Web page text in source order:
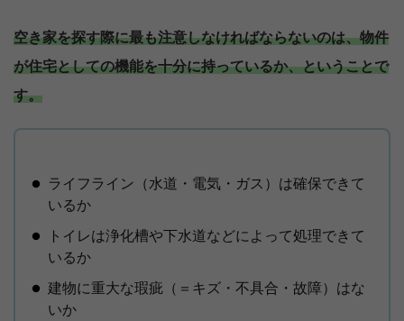
空き家を探す際に最も注意しなければならないのは、物件
が住宅としての機能を十分に持っているか、ということで
す。
ライフライン（水道・電気・ガス）は確保できて
いるか
トイレは浄化槽や下水道などによって処理できて
いるか
建物に重大な瑕疵（＝キズ・不具合・故障）はな
いか